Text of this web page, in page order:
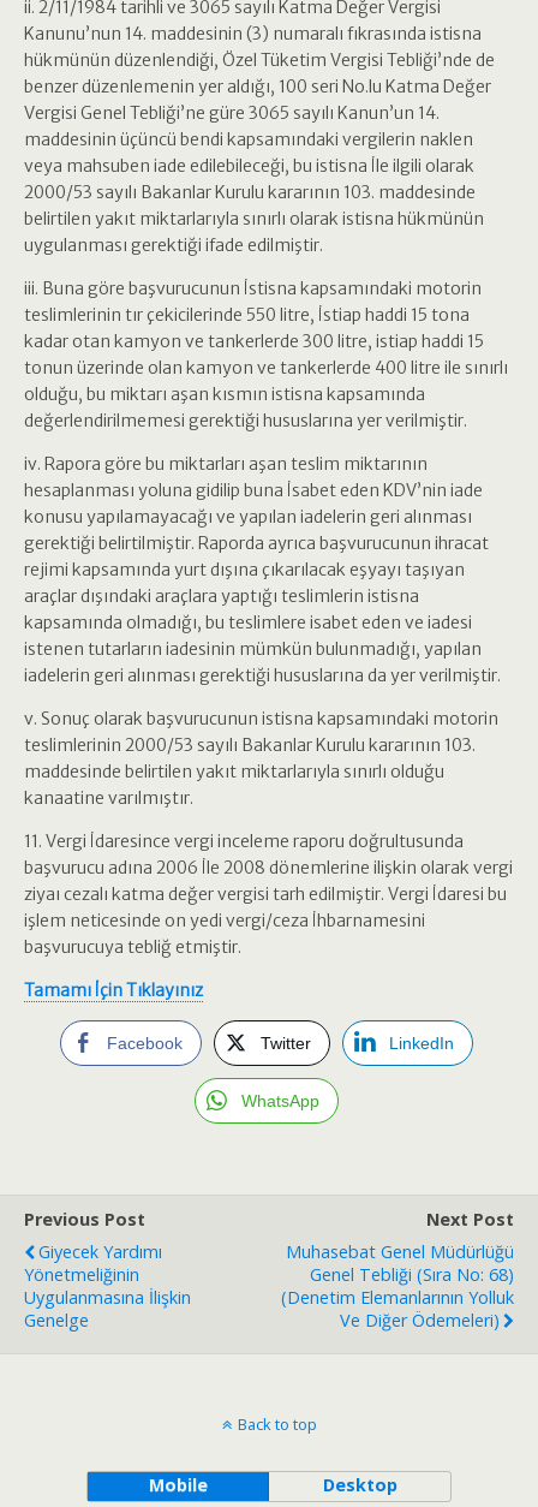
ii. 2/11/1984 tarihli ve 3065 sayılı Katma Değer Vergisi
Kanunu’nun 14. maddesinin (3) numaralı fıkrasında istisna
hükmünün düzenlendiği, Özel Tüketim Vergisi Tebliği’nde de
benzer düzenlemenin yer aldığı, 100 seri No.lu Katma Değer
Vergisi Genel Tebliği’ne güre 3065 sayılı Kanun’un 14.
maddesinin üçüncü bendi kapsamındaki vergilerin naklen
veya mahsuben iade edilebileceği, bu istisna İle ilgili olarak
2000/53 sayılı Bakanlar Kurulu kararının 103. maddesinde
belirtilen yakıt miktarlarıyla sınırlı olarak istisna hükmünün
uygulanması gerektiği ifade edilmiştir.
iii. Buna göre başvurucunun İstisna kapsamındaki motorin
teslimlerinin tır çekicilerinde 550 litre, İstiap haddi 15 tona
kadar otan kamyon ve tankerlerde 300 litre, istiap haddi 15
tonun üzerinde olan kamyon ve tankerlerde 400 litre ile sınırlı
olduğu, bu miktarı aşan kısmın istisna kapsamında
değerlendirilmemesi gerektiği hususlarına yer verilmiştir.
iv. Rapora göre bu miktarları aşan teslim miktarının
hesaplanması yoluna gidilip buna İsabet eden KDV’nin iade
konusu yapılamayacağı ve yapılan iadelerin geri alınması
gerektiği belirtilmiştir. Raporda ayrıca başvurucunun ihracat
rejimi kapsamında yurt dışına çıkarılacak eşyayı taşıyan
araçlar dışındaki araçlara yaptığı teslimlerin istisna
kapsamında olmadığı, bu teslimlere isabet eden ve iadesi
istenen tutarların iadesinin mümkün bulunmadığı, yapılan
iadelerin geri alınması gerektiği hususlarına da yer verilmiştir.
v. Sonuç olarak başvurucunun istisna kapsamındaki motorin
teslimlerinin 2000/53 sayılı Bakanlar Kurulu kararının 103.
maddesinde belirtilen yakıt miktarlarıyla sınırlı olduğu
kanaatine varılmıştır.
11. Vergi İdaresince vergi inceleme raporu doğrultusunda
başvurucu adına 2006 İle 2008 dönemlerine ilişkin olarak vergi
ziyaı cezalı katma değer vergisi tarh edilmiştir. Vergi İdaresi bu
işlem neticesinde on yedi vergi/ceza İhbarnamesini
başvurucuya tebliğ etmiştir.
Tamamı İçin Tıklayınız
Facebook Twitter LinkedIn
WhatsApp
Previous Post
Giyecek Yardımı
Yönetmeliğinin
Uygulanmasına İlişkin
Genelge
Next Post
Muhasebat Genel Müdürlüğü
Genel Tebliği (Sıra No: 68)
(Denetim Elemanlarının Yolluk
Ve Diğer Ödemeleri)
Back to top
Mobile Desktop